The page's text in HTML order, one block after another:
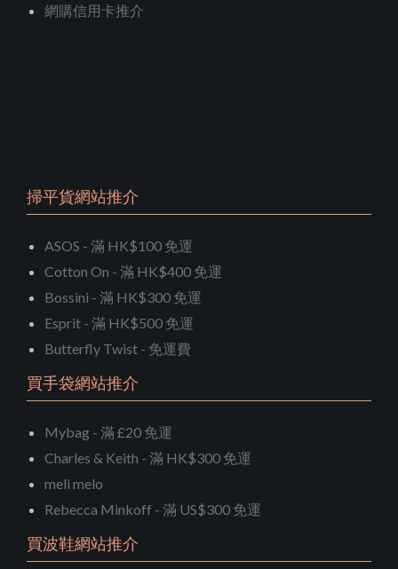
網購信用卡推介
掃平貨網站推介
ASOS - 滿 HK$100 免運
Cotton On - 滿 HK$400 免運
Bossini - 滿 HK$300 免運
Esprit - 滿 HK$500 免運
Butterfly Twist - 免運費
買手袋網站推介
Mybag - 滿 £20 免運
Charles & Keith - 滿 HK$300 免運
meli melo
Rebecca Minkoff - 滿 US$300 免運
買波鞋網站推介